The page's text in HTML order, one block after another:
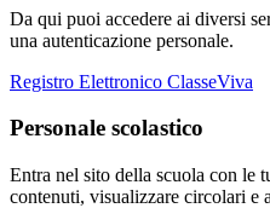
Da qui puoi accedere ai diversi
una autenticazione personale.
Registro Elettronico ClasseViva
Personale scolastico
Entra nel sito della scuola con le
contenuti, visualizzare circolari e